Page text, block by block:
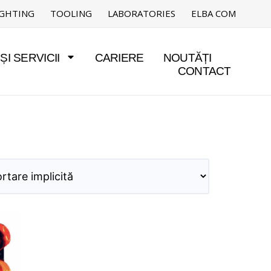
TOOLING LABORATORIES ELBA COM
SERVICII CARIERE
NOUTĂȚI
CONTACT